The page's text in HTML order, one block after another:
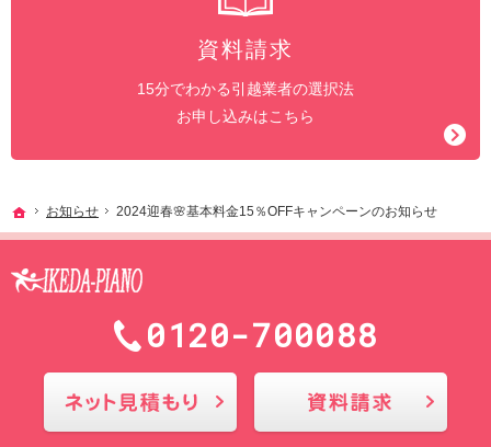
資料請求
15分でわかる引越業者の選択法
お申し込みはこちら
ホーム
お知らせ 2024迎春🌸基本料金15％OFFキャンペーンのお知らせ
0120-700088